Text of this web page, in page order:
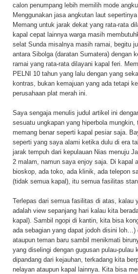
calon penumpang lebih memilih mode
Menggunakan jasa angkutan laut
Memang untuk jarak dekat yang rata-rata
kapal cepat lainnya warga masih
selat Sunda misalnya masih ramai, begitu
antara Sibolga (daratan Sumatera) dengan
ramai yang rata-rata dilayani kapal feri.
PELNI 10 tahun yang lalu dengan yang
kontras, bukan kemajuan yang ada tetapi
perusahaan plat merah ini.
Saya sengaja menulis judul artikel ini
sesuatu ungkapan yang hiperbola mungkin,
memang benar seperti kapal pesiar saja.
seperti yang saya alami ketika dulu di era
jarak tempuh dari kepulauan Nias menuju
2 malam, namun saya enjoy saja. Di kapal
bioskop, ada toko, ada klinik, ada telepon
(tidak semua kapal), itu semua fasilitas
Terlepas dari semua fasilitas di atas, kalau
adalah view sepanjang hari kalau kita
kapal). Sambil ngopi di kantin, kita bisa
ada sebagian yang dapat jodoh disini loh…)
ataupun teman baru sambil menikmati
yang diselingi dengan gugusan pulau-pulau
dipandang dari kejauhan, terkadang kita
nelayan ataupun kapal lainnya. Kita bisa